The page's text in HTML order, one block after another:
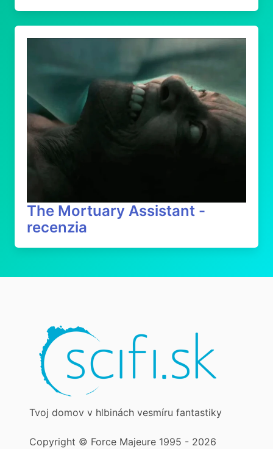
The Mortuary Assistant -
recenzia
Tvoj domov v hlbinách vesmíru fantastiky
Copyright © Force Majeure 1995 - 2026